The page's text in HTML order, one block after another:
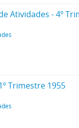
Atividades - 4º
Trimestre 1955